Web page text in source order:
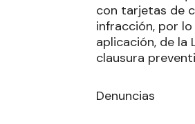
con tarjetas de
infracción, por
aplicación, de la
clausura
Denuncias